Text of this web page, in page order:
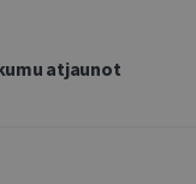
atjaunot